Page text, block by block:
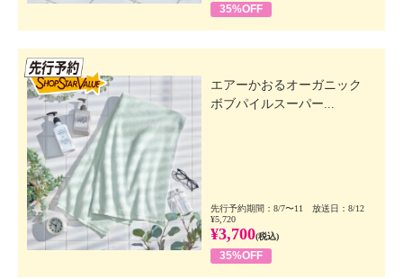
35%OFF
エアーかおるオーガニック
ボブパイルスーパー...
先行予約期間：8/7〜11 放送日：8/12
¥5,720
¥3,700(税込)
35%OFF